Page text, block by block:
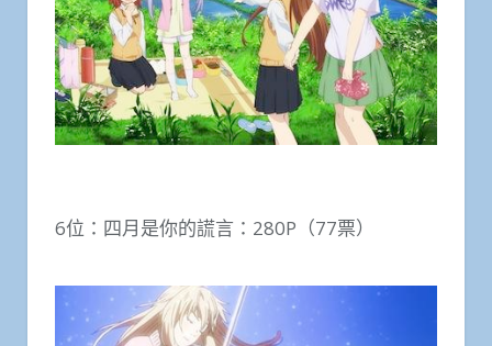
6位：四月是你的謊言：280P（77票）